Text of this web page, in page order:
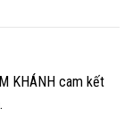
KHÁNH cam kết
.